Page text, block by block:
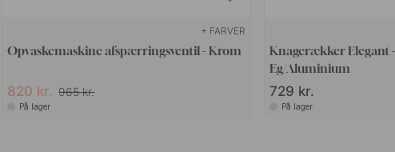
+ FARVER
Opvaskemaskine afspærringsventil - Krom
820 kr. 965 kr.
På lager
Knagerækker Elegant
Eg/Aluminium
729 kr.
På lager